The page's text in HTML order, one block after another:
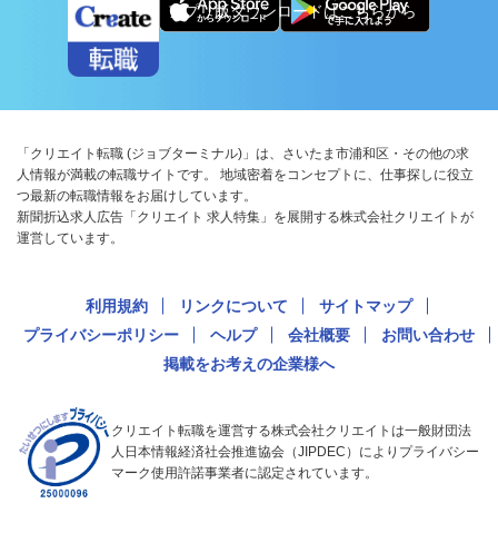
アプリ版ダウンロードはこちらから
「クリエイト転職 (ジョブターミナル)」は、さいたま市浦和区・その他の求
人情報が満載の転職サイトです。 地域密着をコンセプトに、仕事探しに役立
つ最新の転職情報をお届けしています。
新聞折込求人広告「クリエイト 求人特集」を展開する株式会社クリエイトが
運営しています。
利用規約 リンクについて
サイトマップ
プライバシーポリシー
ヘルプ 会社概要
お問い合わせ
掲載をお考えの企業様へ
クリエイト転職を運営する株式会社クリエイトは一般財団法
人日本情報経済社会推進協会（JIPDEC）によりプライバシー
マーク使用許諾事業者に認定されています。